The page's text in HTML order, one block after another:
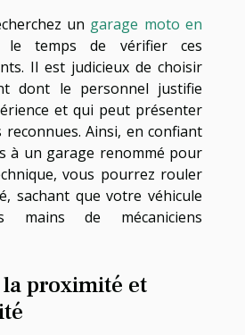
un garage moto en
le temps de vérifier ces
Il est judicieux de choisir
dont le personnel justifie
et qui peut présenter
reconnues. Ainsi, en confiant
à un garage renommé pour
vous pourrez rouler
sachant que votre véhicule
de mécaniciens
proximité et